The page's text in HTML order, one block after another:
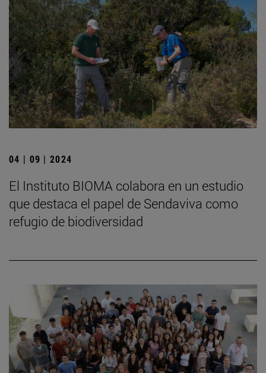
04 | 09 | 2024
El Instituto BIOMA colabora en un estudio
que destaca el papel de Sendaviva como
refugio de biodiversidad